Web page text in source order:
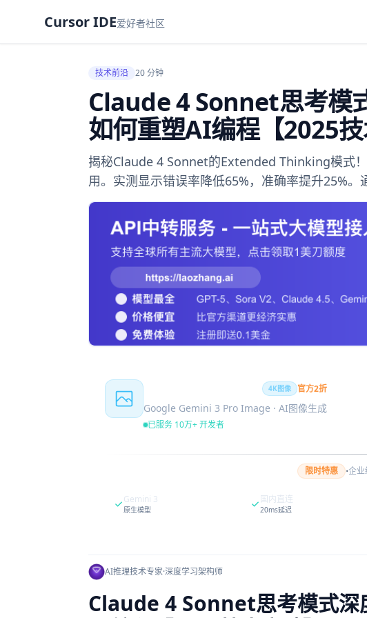
Cursor IDE爱好者社区
技术前沿 20 分钟
Claude 4 Sonnet思考模
如何重塑AI编程【2025技
揭秘Claude 4 Sonnet的Extended Thinking模式
用。实测显示错误率降低65%，准确率提升25%
4K图像 官方2折
Google Gemini 3 Pro Image · AI图像生成
已服务 10万+ 开发者
限时特惠 ·企业
Gemini 3
原生模型
国内直连
20ms延迟
AI推理技术专家·深度学习架构师
Claude 4 Sonnet思考模式深